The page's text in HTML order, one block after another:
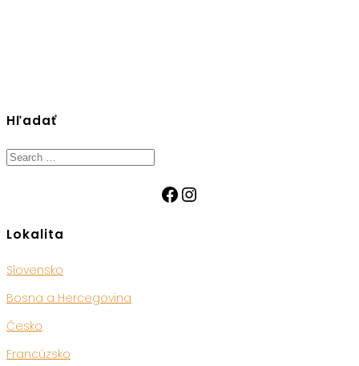
Hľadať
Search
Facebook
Instagram
Lokalita
Slovensko
Bosna a Hercegovina
Česko
Francúzsko